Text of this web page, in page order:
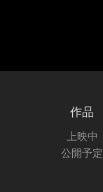
作品
上映中
公開予定